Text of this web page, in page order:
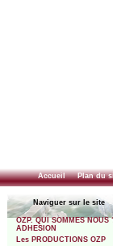
Accueil Plan du
Naviguer sur le site
OZP. QUI SOMMES NOUS
ADHESION
Les PRODUCTIONS OZP